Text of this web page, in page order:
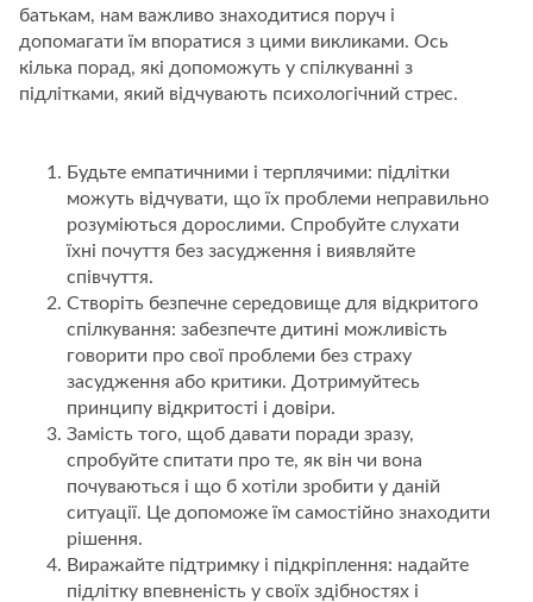
батькам, нам важливо знаходитися поруч і
допомагати їм впоратися з цими викликами. Ось
кілька порад, які допоможуть у спілкуванні з
підлітками, який відчувають психологічний стрес.
Будьте емпатичними і терплячими: підлітки
можуть відчувати, що їх проблеми неправильно
розуміються дорослими. Спробуйте слухати
їхні почуття без засудження і виявляйте
співчуття.
Створіть безпечне середовище для відкритого
спілкування: забезпечте дитині можливість
говорити про свої проблеми без страху
засудження або критики. Дотримуйтесь
принципу відкритості і довіри.
Замість того, щоб давати поради зразу,
спробуйте спитати про те, як він чи вона
почуваються і що б хотіли зробити у даній
ситуації. Це допоможе їм самостійно знаходити
рішення.
Виражайте підтримку і підкріплення: надайте
підлітку впевненість у своїх здібностях і